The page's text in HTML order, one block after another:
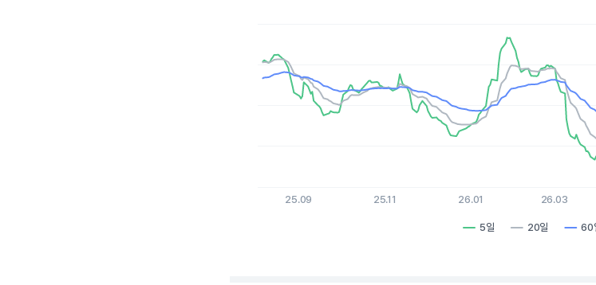
The chart has 1 X axis displaying Time. Data ranges from
The chart has 1 Y axis displaying values. Data ranges from 86.72
5일 20일 60
25.09 25.11 26.01 26.03